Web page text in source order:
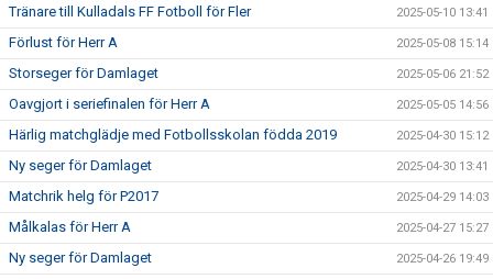
Tränare till Kulladals FF Fotboll för Fler 2025-05-10 13:41
Förlust för Herr A 2025-05-08 15:14
Storseger för Damlaget 2025-05-06 21:52
Oavgjort i seriefinalen för Herr A 2025-05-05 14:56
Härlig matchglädje med Fotbollsskolan födda 2019 2025-04-30 15:12
Ny seger för Damlaget 2025-04-30 13:41
Matchrik helg för P2017 2025-04-29 14:03
Målkalas för Herr A 2025-04-27 15:27
Ny seger för Damlaget 2025-04-26 19:49